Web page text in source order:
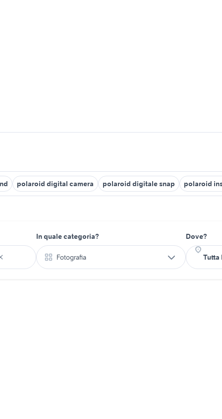
polaroid digital camera polaroid digitale snap polaroid
In quale categoria?
Fotografia
Dove?